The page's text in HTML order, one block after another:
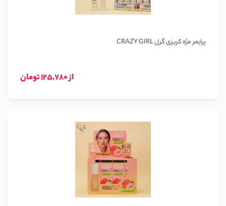
پرایمر مژه کریزی گرل CRAZY GIRL
از 125,780 تومان